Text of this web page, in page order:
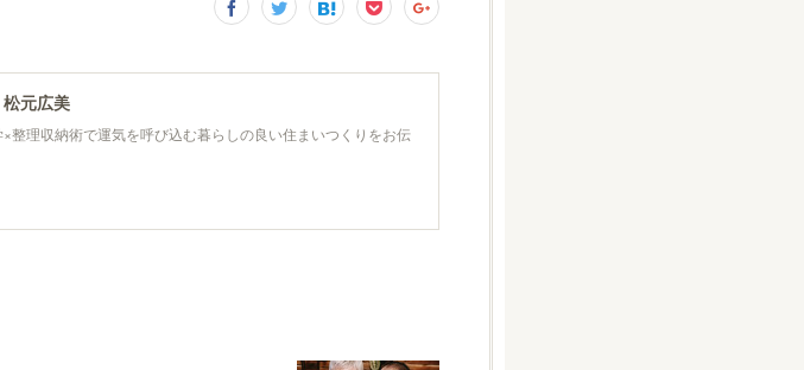
広美
整理収納術で運気を呼び込む暮らしの良い住まいつくりをお伝